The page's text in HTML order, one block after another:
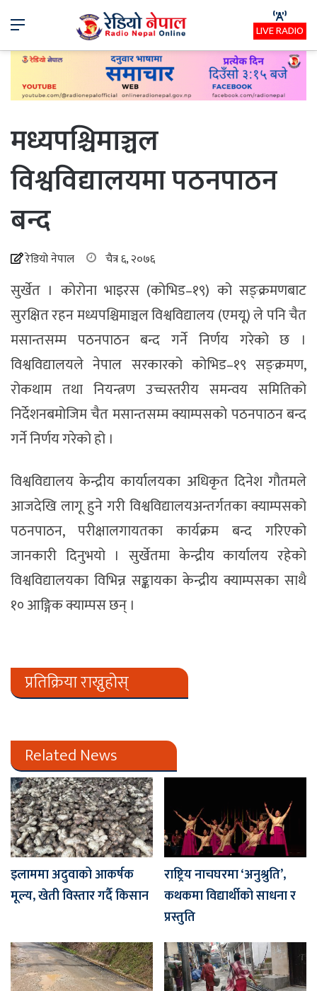
Menu LIVE RADIO
मध्यपश्चिमाञ्चल
विश्वविद्यालयमा पठनपाठन
बन्द
रेडियो नेपाल चैत्र ६, २०७६
सुर्खेत । कोरोना भाइरस (कोभिड–१९) को सङ्क्रमणबाट
सुरक्षित रहन मध्यपश्चिमाञ्चल विश्वविद्यालय (एमयू) ले पनि चैत
मसान्तसम्म पठनपाठन बन्द गर्ने निर्णय गरेको छ ।
विश्वविद्यालयले नेपाल सरकारको कोभिड–१९ सङ्क्रमण,
रोकथाम तथा नियन्त्रण उच्चस्तरीय समन्वय समितिको
निर्देशनबमोजिम चैत मसान्तसम्म क्याम्पसको पठनपाठन बन्द
गर्ने निर्णय गरेको हो ।
विश्वविद्यालय केन्द्रीय कार्यालयका अधिकृत दिनेश गौतमले
आजदेखि लागू हुने गरी विश्वविद्यालयअन्तर्गतका क्याम्पसको
पठनपाठन, परीक्षालगायतका कार्यक्रम बन्द गरिएको
जानकारी दिनुभयो । सुर्खेतमा केन्द्रीय कार्यालय रहेको
विश्वविद्यालयका विभिन्न सङ्कायका केन्द्रीय क्याम्पसका साथै
१० आङ्गिक क्याम्पस छन् ।
प्रतिक्रिया राख्नुहोस्
Related News
इलाममा अदुवाको आकर्षक
मूल्य, खेती विस्तार गर्दै किसान
राष्ट्रिय नाचघरमा ‘अनुश्रुति’,
कथकमा विद्यार्थीको साधना र
प्रस्तुति